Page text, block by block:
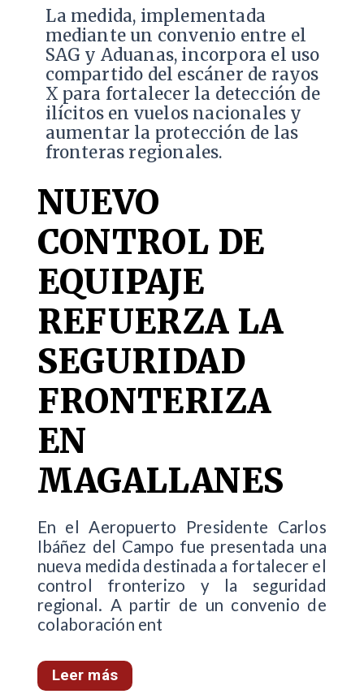
La medida, implementada
mediante un convenio entre el
SAG y Aduanas, incorpora el uso
compartido del escáner de rayos
X para fortalecer la detección de
ilícitos en vuelos nacionales y
aumentar la protección de las
fronteras regionales.
NUEVO
CONTROL DE
EQUIPAJE
REFUERZA LA
SEGURIDAD
FRONTERIZA
EN
MAGALLANES
En el Aeropuerto Presidente Carlos
Ibáñez del Campo fue presentada una
nueva medida destinada a fortalecer el
control fronterizo y la seguridad
regional. A partir de un convenio de
colaboración ent
Leer más